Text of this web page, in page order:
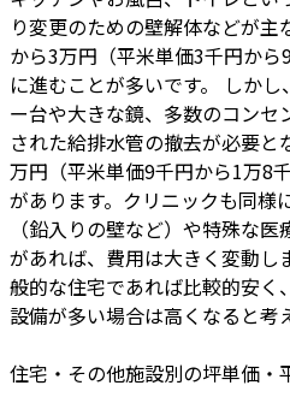
り変更のための壁解体などが
から3万円（平米単価3千円か
に進むことが多いです。 しか
ー台や大きな鏡、多数のコンセ
された給排水管の撤去が必要
万円（平米単価9千円から1万8
があります。クリニックも同様
（鉛入りの壁など）や特殊な
があれば、費用は大きく変動し
般的な住宅であれば比較的安く
設備が多い場合は高くなると考
住宅・その他施設別の坪単価・